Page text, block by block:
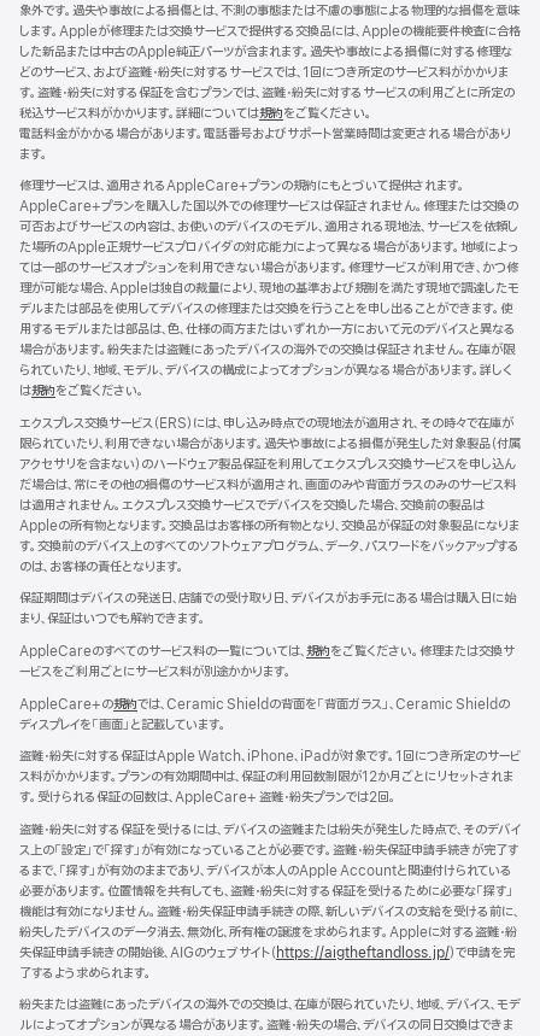
開
き
ま
す）
象外です。過失や事故による損傷とは、不測の事態または不慮の事態による物理的な損傷を意味
します。Appleが修理または交換サービスで提供する交換品には、Appleの機能要件検査に合格
した新品または中古のApple純正パーツが含まれます。過失や事故による損傷に対する修理な
どのサービス、および盗難・紛失に対するサービスでは、1回につき所定のサービス料がかかりま
す。盗難・紛失に対する保証を含むプランでは、盗難・紛失に対するサービスの利用ごとに所定の
税込サービス料がかかります。詳細については規約（新
規
ン
ド
ウ
で
開
き
ま
す）
をご覧ください。
電話料金がかかる場合があります。電話番号およびサポート営業時間は変更される場合があり
ます。
修理サービスは、適用されるAppleCare+プランの規約にもとづいて提供されます。
AppleCare+プランを購入した国以外での修理サービスは保証されません。修理または交換の
可否およびサービスの内容は、お使いのデバイスのモデル、適用される現地法、サービスを依頼し
た場所のApple正規サービスプロバイダの対応能力によって異なる場合があります。地域によっ
ては一部のサービスオプションを利用できない場合があります。修理サービスが利用でき、かつ修
理が可能な場合、Appleは独自の裁量により、現地の基準および規制を満たす現地で調達したモ
デルまたは部品を使用してデバイスの修理または交換を行うことを申し出ることができます。使
用するモデルまたは部品は、色、仕様の両方またはいずれか一方において元のデバイスと異なる
場合があります。紛失または盗難にあったデバイスの海外での交換は保証されません。在庫が限
られていたり、地域、モデル、デバイスの構成によってオプションが異なる場合があります。詳しく
は規約（新
ウ
イ
ン
ド
ウ
で
開
き
ま
す）
をご覧ください。
エクスプレス交換サービス（ERS）には、申し込み時点での現地法が適用され、その時々で在庫が
限られていたり、利用できない場合があります。過失や事故による損傷が発生した対象製品（付属
アクセサリを含まない）のハードウェア製品保証を利用してエクスプレス交換サービスを申し込ん
だ場合は、常にその他の損傷のサービス料が適用され、画面のみや背面ガラスのみのサービス料
は適用されません。エクスプレス交換サービスでデバイスを交換した場合、交換前の製品は
Appleの所有物となります。交換品はお客様の所有物となり、交換品が保証の対象製品になりま
す。交換前のデバイス上のすべてのソフトウェアプログラム、データ、パスワードをバックアップする
のは、お客様の責任となります。
保証期間はデバイスの発送日、店舗での受け取り日、デバイスがお手元にある場合は購入日に始
まり、保証はいつでも解約できます。
AppleCareのすべてのサービス料の一覧については、規約（新
イ
ド
ウ
で
き
ま
す）
をご覧ください。修理または交換サ
ービスをご利用ごとにサービス料が別途かかります。
AppleCare+の規約（新
規
イ
ン
ド
ウ
で
開
き
ま
す）
では、Ceramic Shieldの背面を「背面ガラス」、Ceramic Shieldの
ディスプレイを「画面」と記載しています。
盗難・紛失に対する保証はApple Watch、iPhone、iPadが対象です。1回につき所定のサービ
ス料がかかります。プランの有効期間中は、保証の利用回数制限が12か月ごとにリセットされま
す。受けられる保証の回数は、AppleCare+ 盗難・紛失プランでは2回。
盗難・紛失に対する保証を受けるには、デバイスの盗難または紛失が発生した時点で、そのデバイ
ス上の「設定」で「探す」が有効になっていることが必要です。盗難・紛失保証申請手続きが完了す
るまで、「探す」が有効のままであり、デバイスが本人のApple Accountと関連付けられている
必要があります。位置情報を共有しても、盗難・紛失に対する保証を受けるために必要な「探す」
機能は有効になりません。盗難・紛失保証申請手続きの際、新しいデバイスの支給を受ける前に、
紛失したデバイスのデータ消去、無効化、所有権の譲渡を求められます。Appleに対する盗難・紛
失保証申請手続きの開始後、AIGのウェブサイト（https://aigtheftandloss.jp/）で申請を完
了するよう求められます。
紛失または盗難にあったデバイスの海外での交換は、在庫が限られていたり、地域、デバイス、モデ
ルによってオプションが異なる場合があります。盗難・紛失の場合、デバイスの同日交換はできま